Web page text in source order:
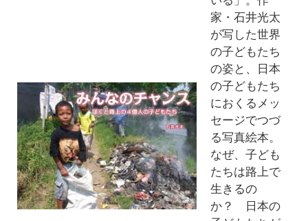
家・石井光太
が写した世界
の子どもたち
の姿と、日本
の子どもたち
におくるメッ
セージでつづ
る写真絵本。
なぜ、子ども
たちは路上で
生きるの
か？ 日本の